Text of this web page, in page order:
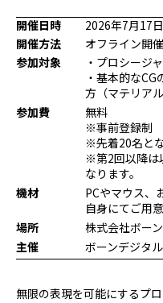
映像/映画/アニメ
プログラミング/ウェブ
ファッション/デザイン/他
開催日時
2026年7月17
開催方法
オフライン開催
参加対象
・プロシージ
・基本的な
方（マテリア
参加費
無料
※事前登録制
※先着20名とな
※第2回以降は
なります。
機材
PCやマウス、
自身にてご用
場所
株式会社ボー
主催
ボーンデジタル
無限の表現を可能にするプ